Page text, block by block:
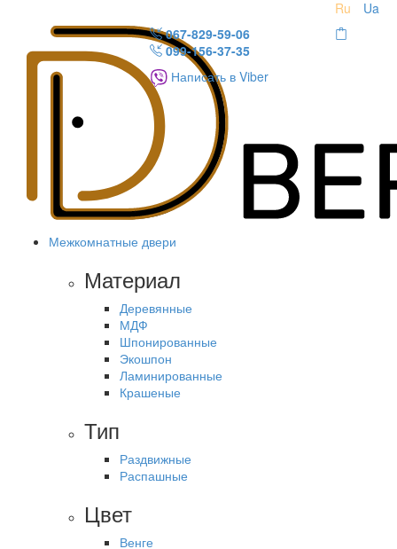
Ru
Ua
067-829-59-06
099-156-37-35
Написать в Viber
Межкомнатные двери
Материал
Деревянные
МДФ
Шпонированные
Экошпон
Ламинированные
Крашеные
Тип
Раздвижные
Распашные
Цвет
Венге